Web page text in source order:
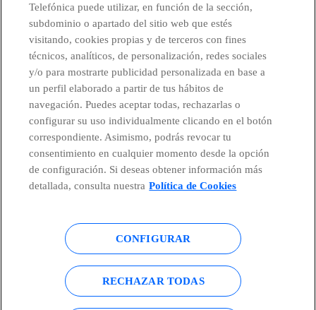
Países y Unidades emergentes
Canal de Denuncias
Centro Global Transparencia
Política de cookies Aviso legal
Accesibilidad Política de privacidad
Telefónica puede utilizar, en función de la sección,
subdominio o apartado del sitio web que estés
visitando, cookies propias y de terceros con fines
técnicos, analíticos, de personalización, redes sociales
y/o para mostrarte publicidad personalizada en base a
un perfil elaborado a partir de tus hábitos de
navegación. Puedes aceptar todas, rechazarlas o
configurar su uso individualmente clicando en el botón
correspondiente. Asimismo, podrás revocar tu
consentimiento en cualquier momento desde la opción
de configuración. Si deseas obtener información más
detallada, consulta nuestra Política de Cookies
CONFIGURAR
RECHAZAR TODAS